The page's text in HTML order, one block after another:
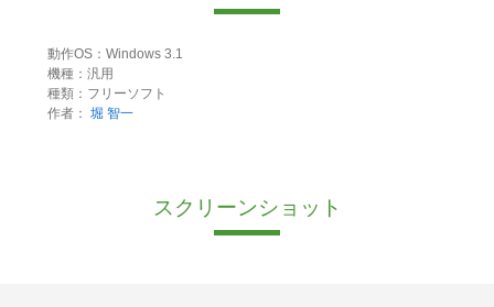
動作OS：Windows 3.1
機種：汎用
種類：フリーソフト
作者： 堀 智一
スクリーンショット